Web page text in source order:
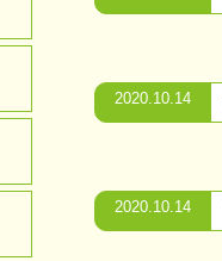
2020.10.14
2020.10.14